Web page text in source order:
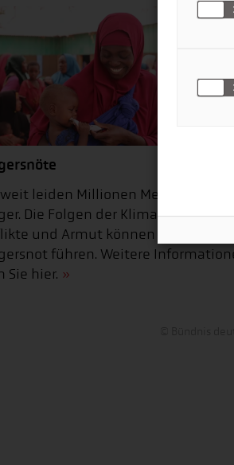
leiden Millionen Menschen
Die Folgen der Klimakrise,
und Armut können zu
führen. Weitere
Sie hier.